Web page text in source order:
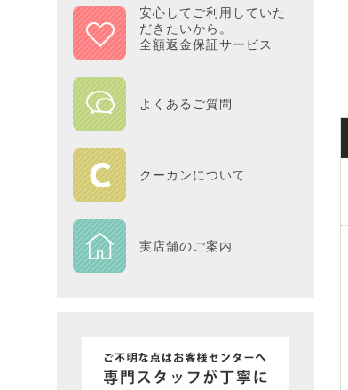
安心してご利用していた
だきたいから。
全額返金保証サービス
よくあるご質問
クーカンについて
実店舗のご案内